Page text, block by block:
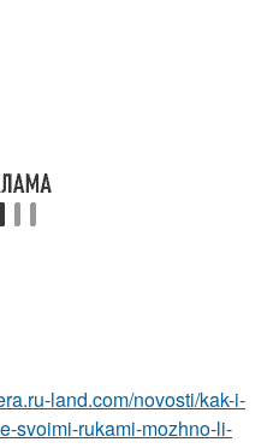
land.com/novosti/kak-i-
svoimi-rukami-mozhno-li-